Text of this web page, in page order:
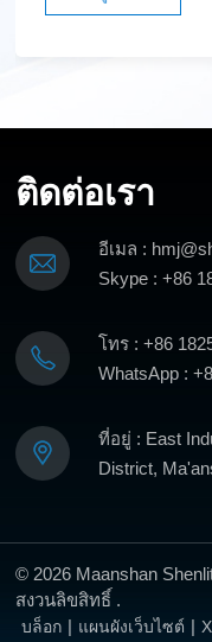
ร้อน มาร์เทนไซต์จะถู
ทำความเย็นในระหว่า
ความเค้นตกค้างก็จะยิ่
แข็งและอบคืนตัวการ
เพื่อเพิ่มความแข็งของ
ที่ใช้กันทั่วไปในการวัด
ความแข็งแบบ
(HRC) หรือหัวกดทรงก
ของหัวกดเข้าไปในชิ้
รักษาความร้อนที่พบบ่อ
แม่เหล็กสลับกำลังสูง
จากนั้นทำให้เย็นลงอย่
ติดต่อเรา
อีเมล :
Skype : +86
โทร : +86
WhatsApp :
ที่อยู่ : East
District,
© 2026 Maanshan
สงวนลิขสิทธิ์ .
บล็อก | แผนผังเว็บไซต์ |